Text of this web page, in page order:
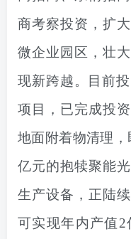
商考察投资，扩
微企业园区，壮
现新跨越。目前
项目，已完成投
地面附着物清理
亿元的抱犊聚能
生产设备，正陆
可实现年内产值2